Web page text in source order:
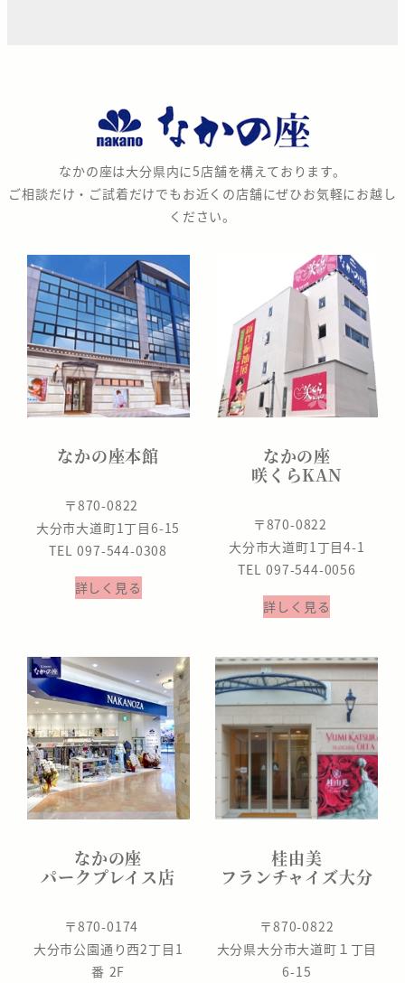
座
なかの座は大分県内に5店舗を構えております。
ご相談だけ・ご試着だけでもお近くの店舗にぜひお気軽にお越し
ください。
なかの座本館
〒870-0822
大分市大道町1丁目6-15
TEL 097-544-0308
詳しく見る
なかの座
咲くらKAN
〒870-0822
大分市大道町1丁目4-1
TEL 097-544-0056
詳しく見る
なかの座
パークプレイス店
〒870-0174
大分市公園通り西2丁目1
番 2F
桂由美
フランチャイズ大分
〒870-0822
大分県大分市大道町１丁目
6-15